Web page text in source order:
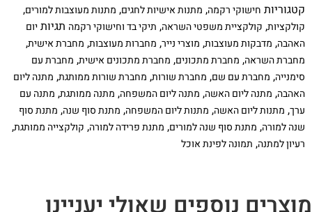
באהבה״
–
הסט
כולל:
מחברת
אישית
עם
שם
וסימניה
וחישוק
דקורטיבי
תואם
קטגוריותחישוקי רקמה,מתנות אישיות לחגים,מתנות מעוצבות למורים,
קולקציות,קולקציית משפטי השראה,תיקי בד וחישוקי רקמה תגיותיום
האהבה,מדבקות מעוצבות,מוצרי נייר,מחברות מעוצבות,מחברת אישית,
מחברת השראה,מחברת מתכונים,מחברת מתכונים אישית,מחברת עם
סימנייה,מחברת עם שם,מחברת שורות,מחברת שורות ממותגת,מתנה ליום
האהבה,מתנה ליום האשה,מתנה ליום המשפחה,מתנה ממותגת,מתנה עם
ערך,מתנות ליום האשה,מתנות ליום המשפחה,מתנת סוף שנה,מתנת סוף
שנה למורה,מתנת סוף שנה למורים,מתנת פרידה למורה,קולקצייה ממותגת,
רעיון למתנה,תמונה לפינת אוכל
נוספים שאולי יעניינו